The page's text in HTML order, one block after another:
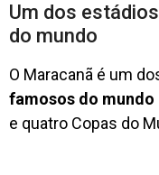
Um dos
do mundo
O Maracanã é um
famosos do mundo
e quatro Copas do